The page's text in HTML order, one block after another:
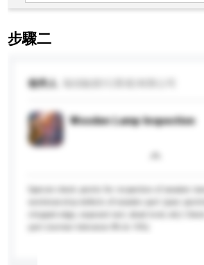
步驟二
收件人
Wooden Lamp Inspection